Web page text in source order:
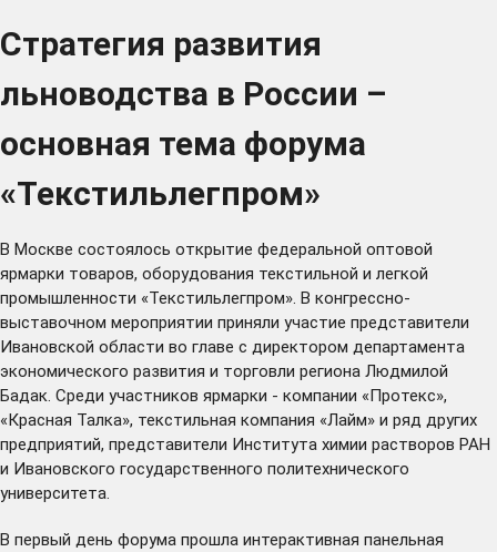
Стратегия развития
льноводства в России –
основная тема форума
«Текстильлегпром»
В Москве состоялось открытие федеральной оптовой
ярмарки товаров, оборудования текстильной и легкой
промышленности «Текстильлегпром». В конгрессно-
выставочном мероприятии приняли участие представители
Ивановской области во главе с директором департамента
экономического развития и торговли региона Людмилой
Бадак. Среди участников ярмарки - компании «Протекс»,
«Красная Талка», текстильная компания «Лайм» и ряд других
предприятий, представители Института химии растворов РАН
и Ивановского государственного политехнического
университета.
В первый день форума прошла интерактивная панельная